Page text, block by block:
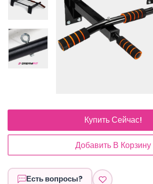
Купить Сейчас!
Добавить В Корзину
Есть вопросы?